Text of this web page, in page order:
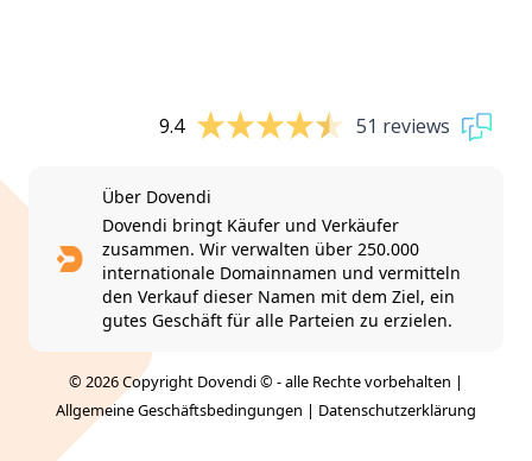
9.4 51 reviews
Über Dovendi
Dovendi bringt Käufer und Verkäufer
zusammen. Wir verwalten über 250.000
internationale Domainnamen und vermitteln
den Verkauf dieser Namen mit dem Ziel, ein
gutes Geschäft für alle Parteien zu erzielen.
© 2026 Copyright Dovendi © - alle Rechte vorbehalten |
Allgemeine Geschäftsbedingungen | Datenschutzerklärung